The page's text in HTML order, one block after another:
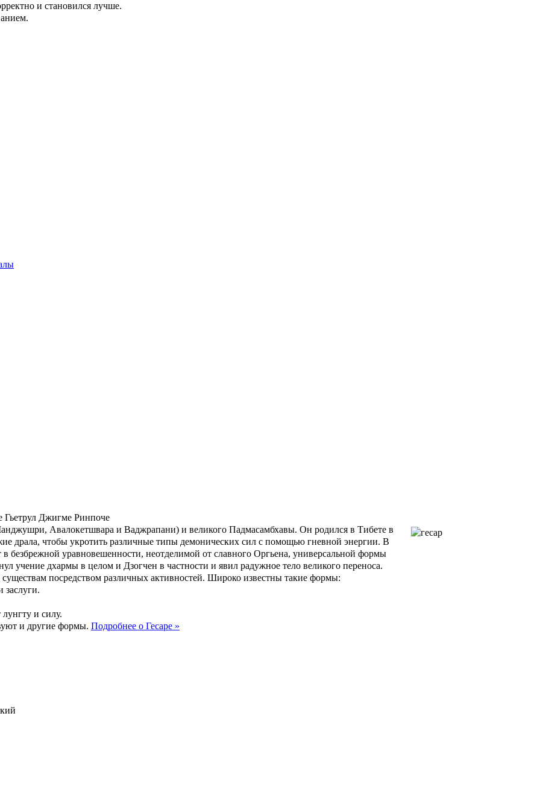
и становился лучше.
Гьетрул Джигме Ринпоче
Авалокетшвара и Ваджрапани) и великого Падмасамбхавы. Он родился в Тибете в
драла, чтобы укротить различные типы демонических сил с помощью гневной энергии. В
в безбрежной уравновешенности, неотделимой от славного Оргьена, универсальной формы
учение дхармы в целом и Дзогчен в частности и явил радужное тело великого переноса.
посредством различных активностей. Широко известны такие формы:
и силу.
и другие формы. Подробнее о Гесаре »